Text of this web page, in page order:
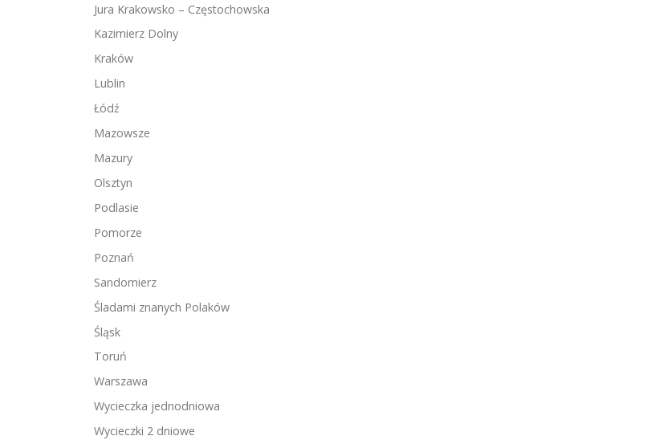
Jura Krakowsko – Częstochowska
Kazimierz Dolny
Kraków
Lublin
Łódź
Mazowsze
Mazury
Olsztyn
Podlasie
Pomorze
Poznań
Sandomierz
Śladami znanych Polaków
Śląsk
Toruń
Warszawa
Wycieczka jednodniowa
Wycieczki 2 dniowe